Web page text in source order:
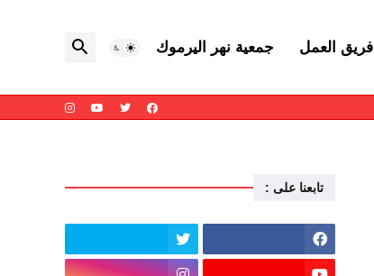
فريق العمل جمعية نهر اليرموك
تابعنا على :